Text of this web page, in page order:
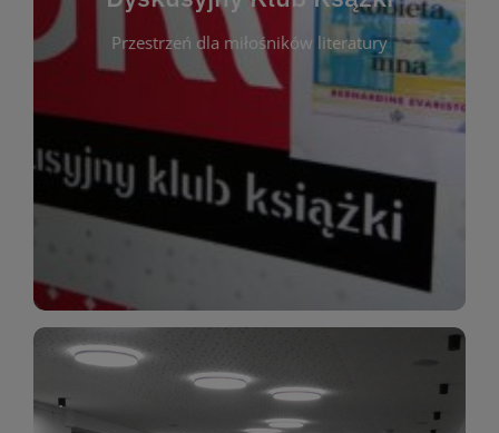
Przestrzeń dla miłośników literatury
Dyskusyjny Klub Ksążki
Dyskusyjny Klub Książki to przestrzeń dla
miłośników literatury, którzy lubią dzielić się
opiniami i emocjami po lekturze. Spotykamy się
regularnie, by rozmawiać o wybranych tytułach z
różnych gatunków literackich. Każde spotkanie to
okazja do inspirującej dyskusji, wymiany